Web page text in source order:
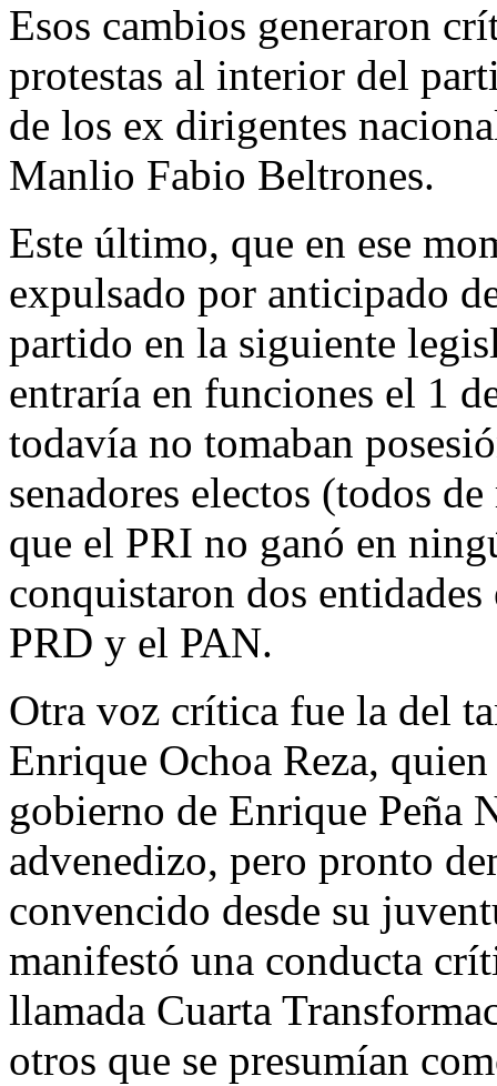
Esos cambios generaron
protestas al interior del
de los ex dirigentes
Manlio Fabio Beltrones.
Este último, que en ese
expulsado por anticipado
partido en la siguiente
entraría en funciones el 1
todavía no tomaban
senadores electos (todos
que el PRI no ganó en
conquistaron dos
PRD y el PAN.
Otra voz crítica fue la del
Enrique Ochoa Reza,
gobierno de Enrique Peña
advenedizo, pero pronto
convencido desde su
manifestó una conducta
llamada Cuarta
otros que se presumían